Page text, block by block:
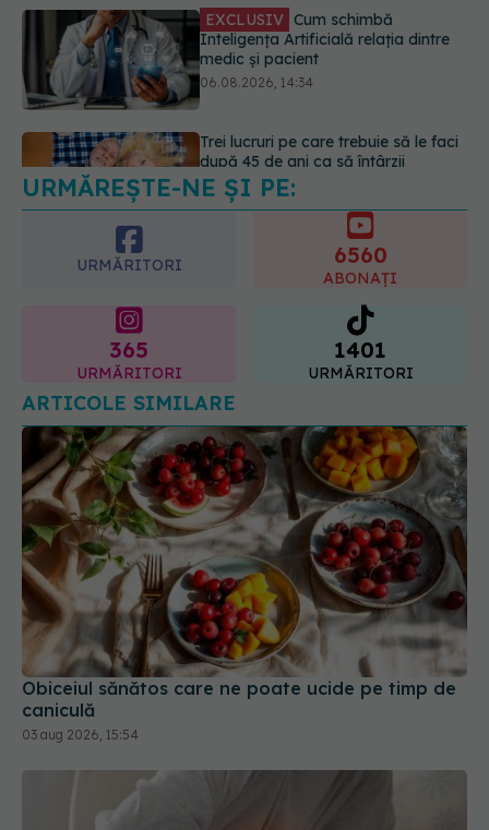
Trei lucruri pe care trebuie să le faci
după 45 de ani ca să întârzii
demența cu până la 13 ani
06.08.2026, 13:03
Colebil și Panzcebil, blocate
temporar în farmacii. ANMDMR
explică de ce a luat măsura
06.08.2026, 16:37
URMĂREȘTE-NE ȘI PE:
URMĂRITORI
ABONAȚI
URMĂRITORI
1401
URMĂRITORI
ARTICOLE SIMILARE
Obiceiul sănătos care ne poate ucide pe timp de
caniculă
03 aug 2026, 15:54